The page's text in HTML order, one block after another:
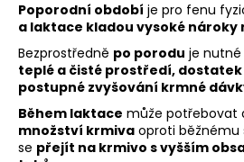
Poporodní období je pro fenu
a laktace kladou vysoké nároky
Bezprostředně po porodu je
teplé a čisté prostředí,
postupné zvyšování krmné
Během laktace může potřebovat
množství krmiva oproti běžnému
se přejít na krmivo s vyšším
C
o
p
o
t
ř